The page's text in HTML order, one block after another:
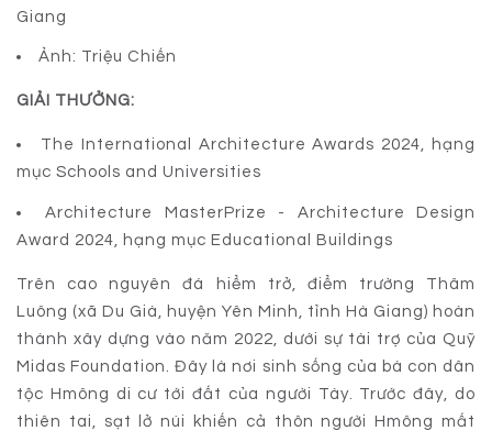
Giang
Ảnh: Triệu Chiến
GIẢI THƯỞNG:
The International Architecture Awards 2024, hạng
mục Schools and Universities
Architecture MasterPrize - Architecture Design
Award 2024, hạng mục Educational Buildings
Trên cao nguyên đá hiểm trở, điểm trường Thâm
Luông (xã Du Già, huyện Yên Minh, tỉnh Hà Giang) hoàn
thành xây dựng vào năm 2022, dưới sự tài trợ của Quỹ
Midas Foundation. Đây là nơi sinh sống của bà con dân
tộc Hmông di cư tới đất của người Tày. Trước đây, do
thiên tai, sạt lở núi khiến cả thôn người Hmông mất